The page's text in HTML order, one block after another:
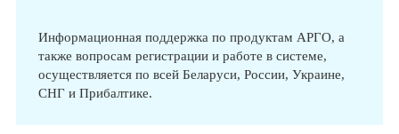
Информационная поддержка по продуктам АРГО, а
также вопросам регистрации и работе в системе,
осуществляется по всей Беларуси, России, Украине,
СНГ и Прибалтике.